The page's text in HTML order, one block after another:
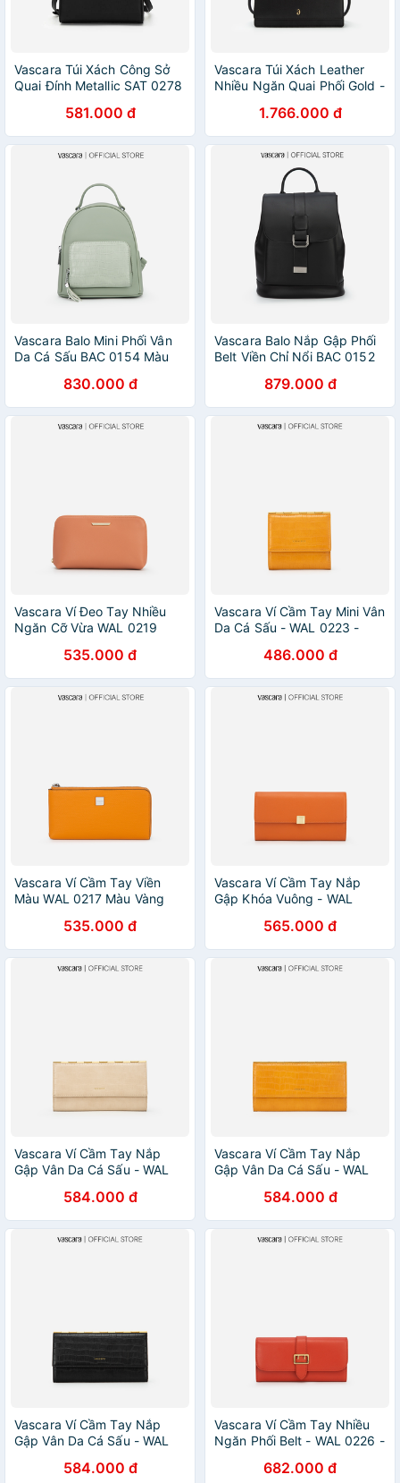
Vascara Túi Xách Công Sở
Quai Đính Metallic SAT 0278
581.000 đ
Vascara Túi Xách Leather
Nhiều Ngăn Quai Phối Gold -
1.766.000 đ
Vascara Balo Mini Phối Vân
Da Cá Sấu BAC 0154 Màu
830.000 đ
Vascara Balo Nắp Gập Phối
Belt Viền Chỉ Nổi BAC 0152
879.000 đ
Vascara Ví Đeo Tay Nhiều
Ngăn Cỡ Vừa WAL 0219
535.000 đ
Vascara Ví Cầm Tay Mini Vân
Da Cá Sấu - WAL 0223 -
486.000 đ
Vascara Ví Cầm Tay Viền
Màu WAL 0217 Màu Vàng
535.000 đ
Vascara Ví Cầm Tay Nắp
Gập Khóa Vuông - WAL
565.000 đ
Vascara Ví Cầm Tay Nắp
Gập Vân Da Cá Sấu - WAL
584.000 đ
Vascara Ví Cầm Tay Nắp
Gập Vân Da Cá Sấu - WAL
584.000 đ
Vascara Ví Cầm Tay Nắp
Gập Vân Da Cá Sấu - WAL
584.000 đ
Vascara Ví Cầm Tay Nhiều
Ngăn Phối Belt - WAL 0226 -
682.000 đ